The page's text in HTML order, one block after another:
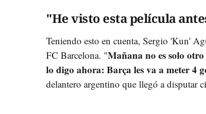
"He visto esta película
Teniendo esto en cuenta, Sergio 'Kun'
FC Barcelona. "Mañana no es solo
lo digo ahora: Barça les va a meter 4
delantero argentino que llegó a disputar